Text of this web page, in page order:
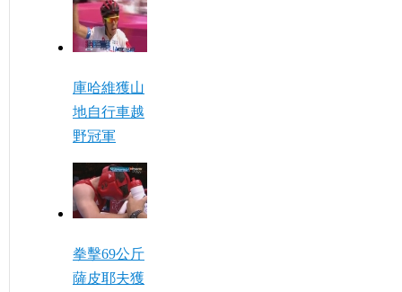
庫哈維獲山
地自行車越
野冠軍
拳擊69公斤
薩皮耶夫獲